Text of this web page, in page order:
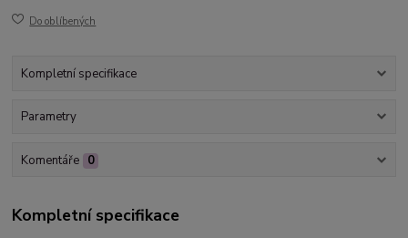
Do oblíbených
Kompletní specifikace
Parametry
Komentáře 0
Kompletní specifikace